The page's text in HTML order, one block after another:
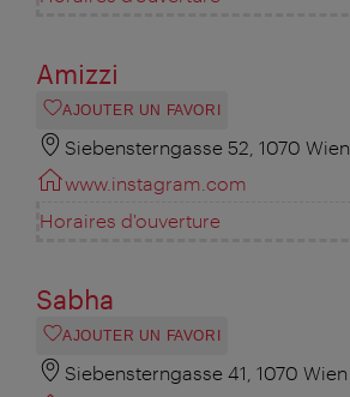
Amizzi
AJOUTER UN FAVORI
Siebensterngasse 52, 1070 Wien
www.instagram.com
Horaires d'ouverture
Sabha
AJOUTER UN FAVORI
Siebensterngasse 41, 1070 Wien